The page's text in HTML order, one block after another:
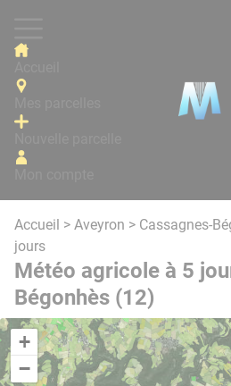
Accueil > Aveyron > Cassagnes-
jours
Météo agricole à 5
Bégonhès (12)
+
−